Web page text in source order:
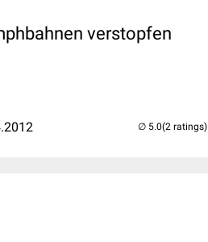
verstopfen
(2 ratings)